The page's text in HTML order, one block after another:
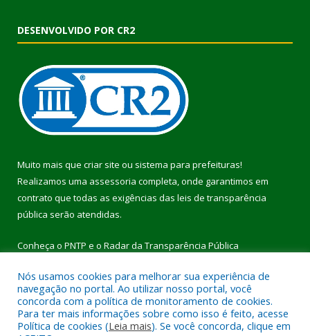
DESENVOLVIDO POR CR2
Muito mais que criar site ou sistema para prefeituras!
Realizamos uma assessoria completa, onde garantimos em
contrato que todas as exigências das leis de transparência
pública serão atendidas.
Conheça o PNTP e o Radar da Transparência Pública
Todos os direitos reservados a Prefeitura Municipal de Pau
D’Arco.
Nós usamos cookies para melhorar sua experiência de
navegação no portal. Ao utilizar nosso portal, você
concorda com a política de monitoramento de cookies.
Para ter mais informações sobre como isso é feito, acesse
Política de cookies (Leia mais). Se você concorda, clique em